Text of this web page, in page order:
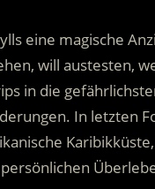
eine magische
will austesten,
in die
In letzten
Karibikküste